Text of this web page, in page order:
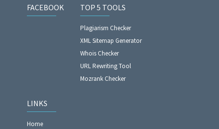
FACEBOOK TOP 5 TOOLS
Plagiarism Checker
XML Sitemap Generator
Whois Checker
URL Rewriting Tool
Mozrank Checker
LINKS
Home